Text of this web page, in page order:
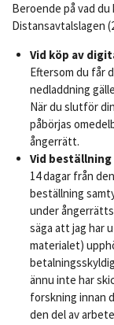
Beroende på vad
Distansavtalslagen
Vid köp av
Eftersom du får
nedladdning
När du slutför
påbörjas
ångerrätt.
Vid
14 dagar från
beställning
under
säga att jag har
materialet)
ännu inte har
forskning innan
den del av